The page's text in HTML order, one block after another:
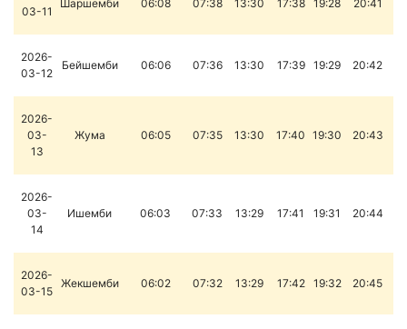
03-11
Шаршемби 06:08 07:38 13:30 17:38 19:28 20:41
2026-
03-12
Бейшемби 06:06 07:36 13:30 17:39 19:29 20:42
2026-
03-
13
Жума 06:05 07:35 13:30 17:40 19:30 20:43
2026-
03-
14
Ишемби 06:03 07:33 13:29 17:41 19:31 20:44
2026-
03-15
Жекшемби 06:02 07:32 13:29 17:42 19:32 20:45